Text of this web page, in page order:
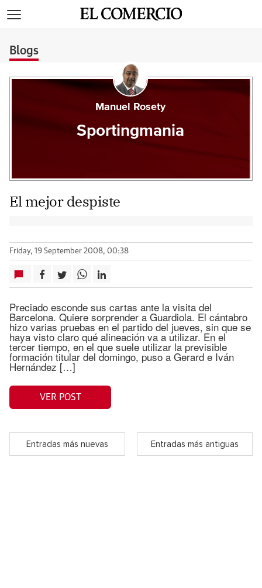
Blogs
Manuel Rosety
Sportingmania
El mejor despiste
Friday, 19 September 2008, 00:38
Preciado esconde sus cartas ante la visita del
Barcelona. Quiere sorprender a Guardiola. El cántabro
hizo varias pruebas en el partido del jueves, sin que se
haya visto claro qué alineación va a utilizar. En el
tercer tiempo, en el que suele utilizar la previsible
formación titular del domingo, puso a Gerard e Iván
Hernández […]
VER POST
Entradas más nuevas Entradas más antiguas